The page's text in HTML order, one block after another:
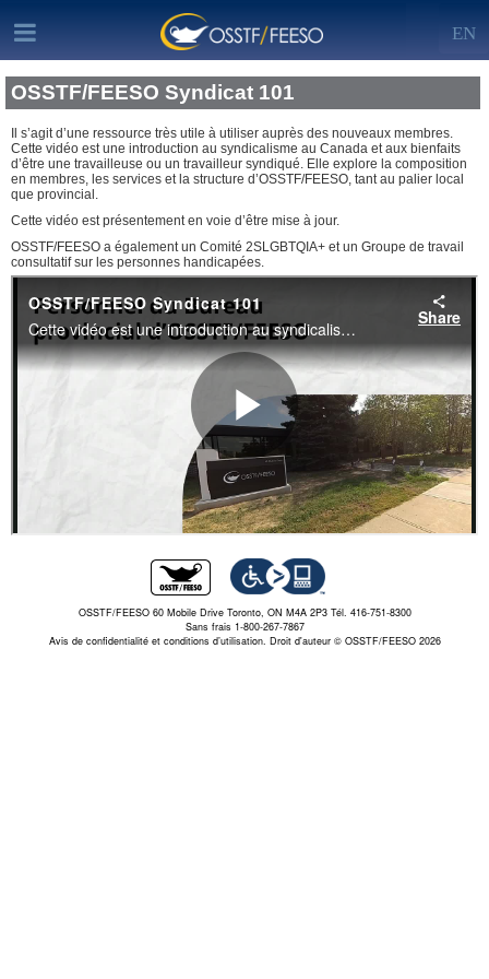
EN
OSSTF/FEESO Syndicat 101
Il s’agit d’une ressource très utile à utiliser auprès des nouveaux membres.
Cette vidéo est une introduction au syndicalisme au Canada et aux bienfaits
d’être une travailleuse ou un travailleur syndiqué. Elle explore la composition
en membres, les services et la structure d’OSSTF/FEESO, tant au palier local
que provincial.
Cette vidéo est présentement en voie d’être mise à jour.
OSSTF/FEESO a également un Comité 2SLGBTQIA+ et un Groupe de travail
consultatif sur les personnes handicapées.
OSSTF/FEESO 60 Mobile Drive Toronto, ON M4A 2P3 Tél. 416-751-8300
Sans frais 1-800-267-7867
Avis de confidentialité et conditions d’utilisation. Droit d'auteur © OSSTF/FEESO 2026